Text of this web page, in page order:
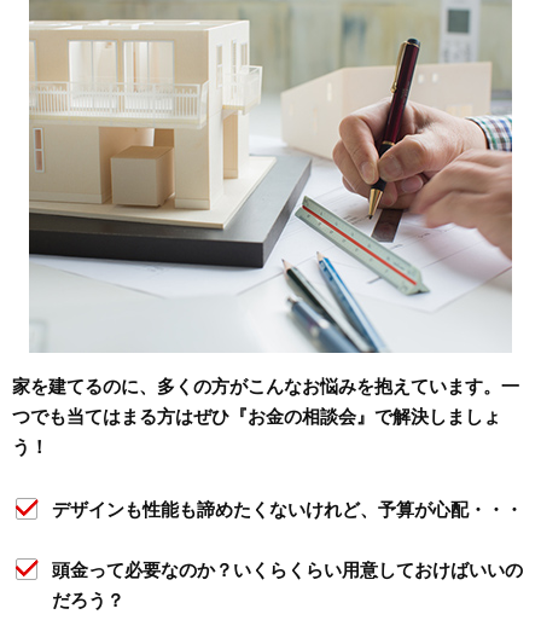
家を建てるのに、多くの方がこんなお悩みを抱えています。一
つでも当てはまる方はぜひ『お金の相談会』で解決しましょ
う！
デザインも性能も諦めたくないけれど、予算が心配・・・
頭金って必要なのか？いくらくらい用意しておけばいいの
だろう？